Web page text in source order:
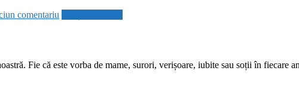
comentariu
Fie că este vorba de mame, surori, verișoare, iubite sau soții în fiecare